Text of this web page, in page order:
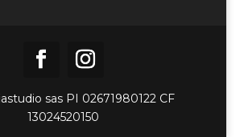
sas PI 02671980122 CF
13024520150